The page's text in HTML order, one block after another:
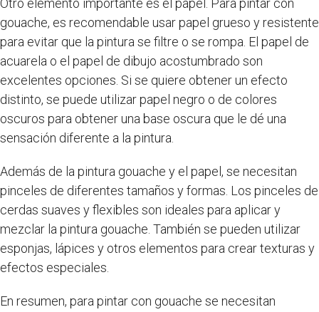
Otro elemento importante es el papel. Para pintar con
gouache, es recomendable usar papel grueso y resistente
para evitar que la pintura se filtre o se rompa. El papel de
acuarela o el papel de dibujo acostumbrado son
excelentes opciones. Si se quiere obtener un efecto
distinto, se puede utilizar papel negro o de colores
oscuros para obtener una base oscura que le dé una
sensación diferente a la pintura.
Además de la pintura gouache y el papel, se necesitan
pinceles de diferentes tamaños y formas. Los pinceles de
cerdas suaves y flexibles son ideales para aplicar y
mezclar la pintura gouache. También se pueden utilizar
esponjas, lápices y otros elementos para crear texturas y
efectos especiales.
En resumen, para pintar con gouache se necesitan